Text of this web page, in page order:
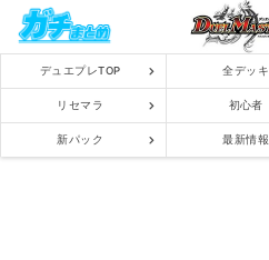
デュエプレTOP 全デッキ
リセマラ 初心者
新パック 最新情報